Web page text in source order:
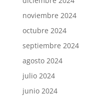
noviembre 2024
octubre 2024
septiembre 2024
agosto 2024
julio 2024
junio 2024